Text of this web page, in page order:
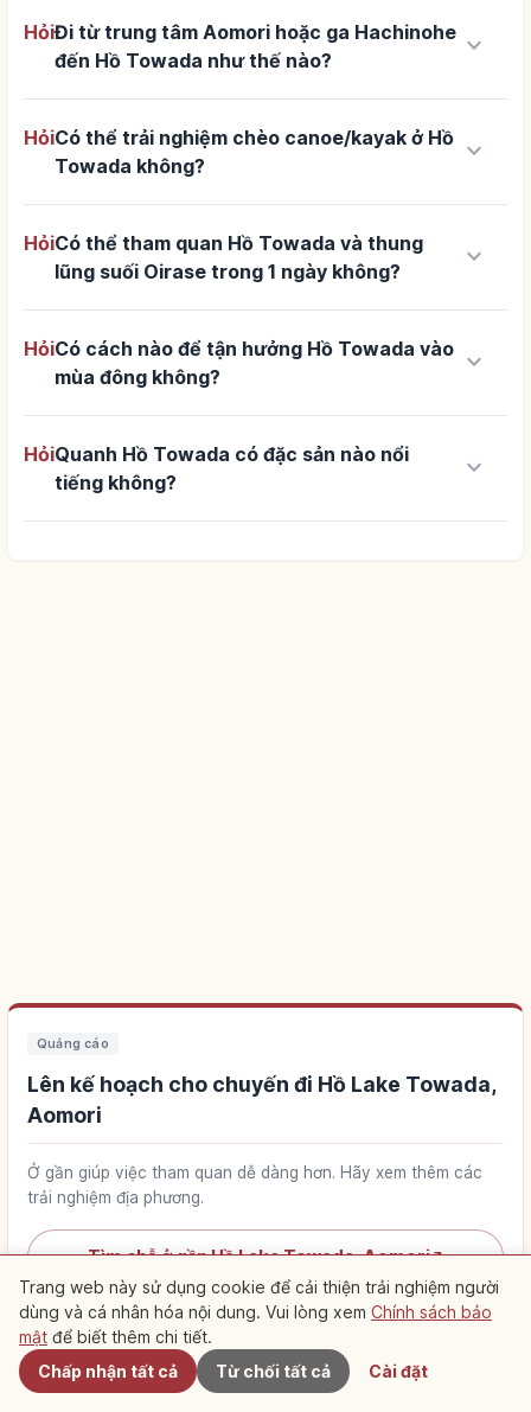
HỏiĐi từ trung tâm Aomori hoặc ga Hachinohe
đến Hồ Towada như thế nào?
keyboard_arrow_down
HỏiCó thể trải nghiệm chèo canoe/kayak ở Hồ
Towada không?
keyboard_arrow_down
HỏiCó thể tham quan Hồ Towada và thung
lũng suối Oirase trong 1 ngày không?
keyboard_arrow_down
HỏiCó cách nào để tận hưởng Hồ Towada vào
mùa đông không?
keyboard_arrow_down
HỏiQuanh Hồ Towada có đặc sản nào nổi
tiếng không?
keyboard_arrow_down
Quảng cáo
Lên kế hoạch cho chuyến đi Hồ Lake Towada,
Aomori
Ở gần giúp việc tham quan dễ dàng hơn. Hãy xem thêm các
trải nghiệm địa phương.
Tìm chỗ ở gần Hồ Lake Towada, Aomori↗
Tìm trải nghiệm tại Hồ Lake Towada, Aomori↗
Gần đây
Trang web này sử dụng cookie để cải thiện trải nghiệm người
dùng và cá nhân hóa nội dung. Vui lòng xem Chính sách bảo
mật để biết thêm chi tiết.
Chấp nhận tất cả
Từ chối tất cả Cài đặt